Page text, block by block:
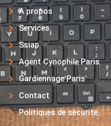
A propos
Services
Ssiap
Agent Cynophile Paris
Gardiennage Paris
Contact
Politiques de sécurité